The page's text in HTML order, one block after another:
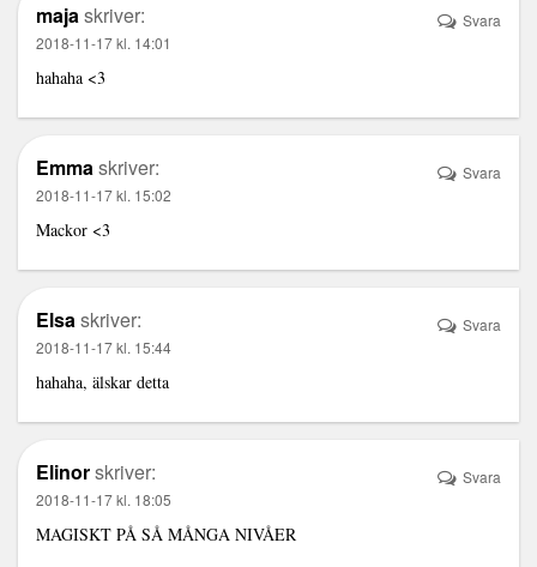
majaskriver:
2018-11-17 kl. 14:01
hahaha <3
Svara
Emmaskriver:
2018-11-17 kl. 15:02
Mackor <3
Svara
Elsaskriver:
2018-11-17 kl. 15:44
hahaha, älskar detta
Svara
Elinorskriver:
2018-11-17 kl. 18:05
MAGISKT PÅ SÅ MÅNGA NIVÅER
Svara